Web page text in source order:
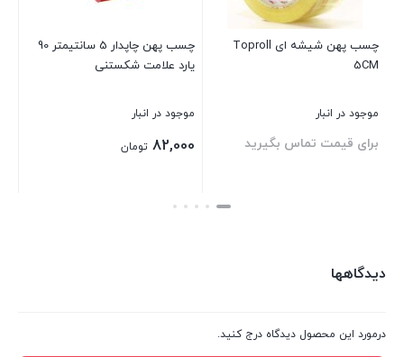
چسب پهن شیشه ای Toproll
5CM
موجود در انبار
برای قیمت تماس بگیرید
چسب پهن چاپدار 5 سانتیمتر 90
یارد علامت شکستنی
موجود در انبار
82,000 تومان
بستن
دیدگاهها
درمورد این محصول دیدگاه درج کنید.